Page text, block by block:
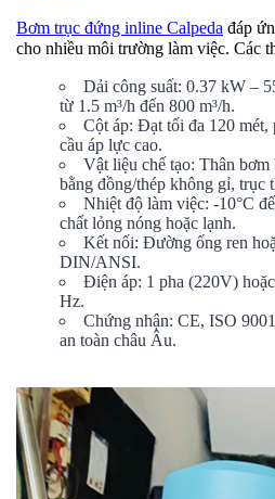
Bơm trục đứng inline Calpeda đáp
cho nhiều môi trường làm việc. Các
Dải công suất: 0.37 kW –
từ 1.5 m³/h đến 800 m³/h.
Cột áp: Đạt tối đa 120 mét,
cầu áp lực cao.
Vật liệu chế tạo: Thân bơm
bằng đồng/thép không gỉ, trục
Nhiệt độ làm việc: -10°C
chất lỏng nóng hoặc lạnh.
Kết nối: Đường ống ren
DIN/ANSI.
Điện áp: 1 pha (220V)
Hz.
Chứng nhận: CE, ISO
an toàn châu Âu.